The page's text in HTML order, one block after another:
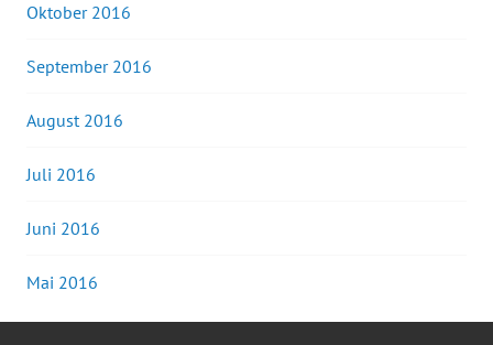
Oktober 2016
September 2016
August 2016
Juli 2016
Juni 2016
Mai 2016